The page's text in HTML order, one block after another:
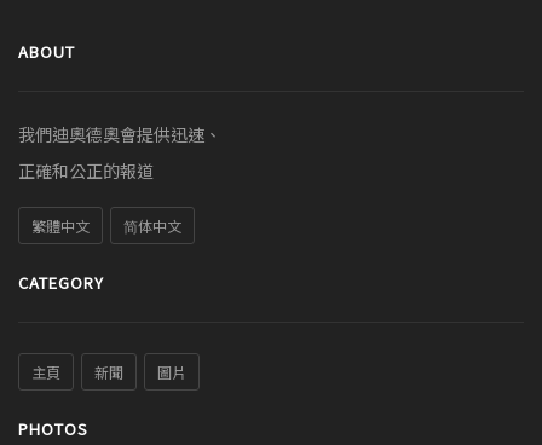
ABOUT
我們迪奧德奧會提供迅速、
正確和公正的報道
繁體中文 简体中文
CATEGORY
主頁 新聞 圖片
PHOTOS